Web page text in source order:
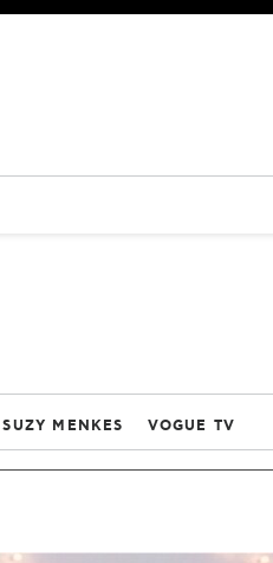
SUZY MENKES VOGUE TV